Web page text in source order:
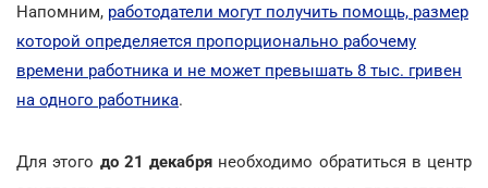
Напомним, работодатели могут получить помощь, размер
которой определяется пропорционально рабочему
времени работника и не может превышать 8 тыс. гривен
на одного работника.
Для этого до 21 декабря необходимо обратиться в центр